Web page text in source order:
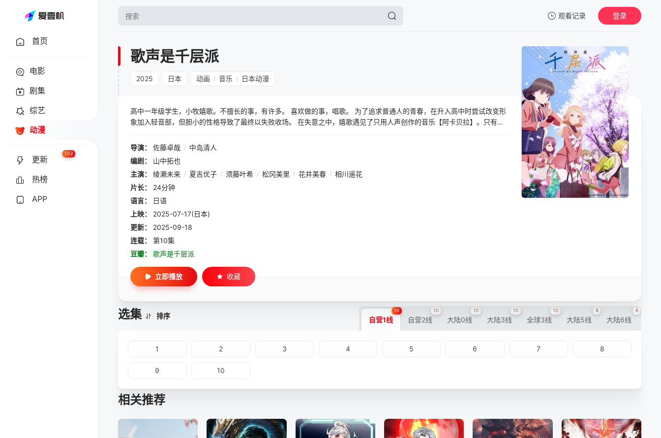
观看记录
暂无观看影片的记录
登录
首页
电影
剧集
综艺
动漫
更新
102
热榜
APP
歌声是千层派
2025 日本 动画 / 音乐 / 日本动漫
高中一年级学生，小牧嬉歌。不擅长的事，有许多。 喜欢做的事，唱歌。 为了追求普通人的青春，在升入高中时尝试改变形
象加入轻音部，但胆小的性格导致了最终以失败收场。 在失意之中，嬉歌遇见了只用人声创作的音乐【阿卡贝拉】。只有通
导演：
佐藤卓哉 / 中岛清人
编剧：
山中拓也
主演：
绫濑未来 / 夏吉优子 / 须藤叶希 / 松冈美里 / 花井美春 / 相川遥花
片长：
24分钟
语言：
日语
上映：
2025-07-17(日本)
更新：
2025-09-18
连载：
第10集
豆瓣：
歌声是千层派
立即播放 收藏
选集 排序 自营1线
10
自营2线
10
大陆0线
10
大陆3线
10
全球3线
10
大陆5线
8
大陆6线
8
1 2 3 4 5 6 7 8
9 10
相关推荐